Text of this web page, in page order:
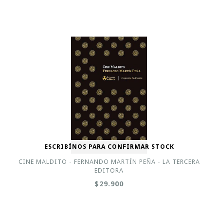
ESCRIBÍNOS PARA CONFIRMAR STOCK
CINE MALDITO - FERNANDO MARTÍN PEÑA - LA TERCERA
EDITORA
$29.900